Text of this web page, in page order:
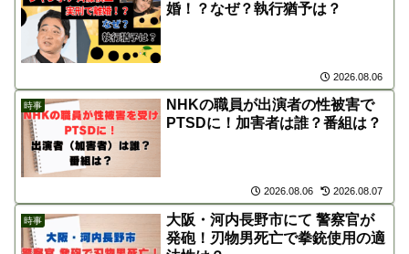
婚！？なぜ？執行猶予は？
2026.08.06
時事
NHKの職員が出演者の性被害で
PTSDに！加害者は誰？番組は？
2026.08.06 2026.08.07
時事
大阪・河内長野市にて 警察官が
発砲！刃物男死亡で拳銃使用の適